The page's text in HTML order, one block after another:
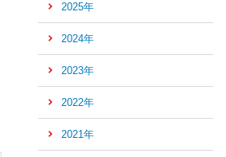
2025年
2024年
2023年
2022年
2021年